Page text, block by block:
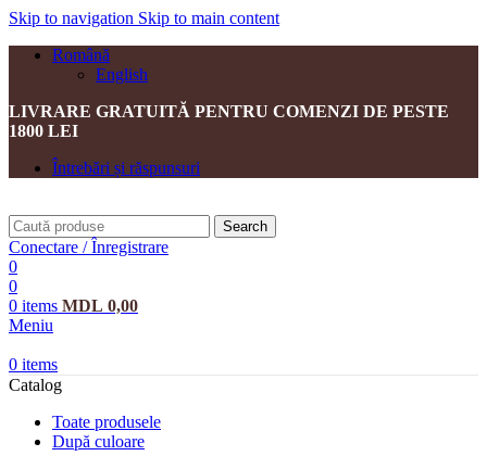
Skip to navigation Skip to main content
Română
English
LIVRARE GRATUITĂ PENTRU COMENZI DE PESTE
1800 LEI
Întrebări și răspunsuri
Search
Conectare / Înregistrare
0
0
0 items MDL 0,00
Meniu
0 items
Catalog
Toate produsele
După culoare